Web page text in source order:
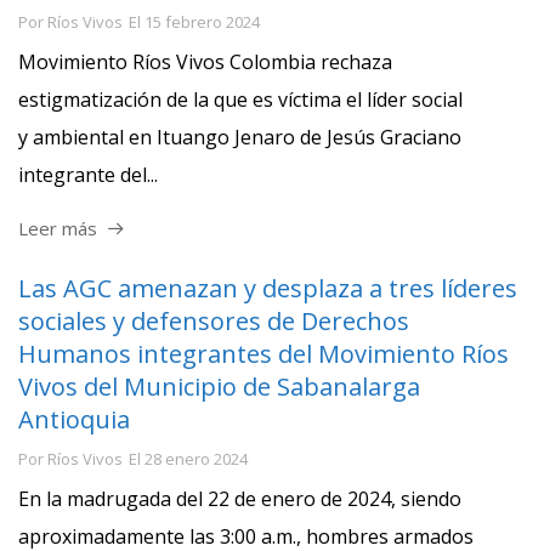
Por Ríos Vivos El 15 febrero 2024
Movimiento Ríos Vivos Colombia rechaza
estigmatización de la que es víctima el líder social
y ambiental en Ituango Jenaro de Jesús Graciano
integrante del...
Leer más
Las AGC amenazan y desplaza a tres líderes
sociales y defensores de Derechos
Humanos integrantes del Movimiento Ríos
Vivos del Municipio de Sabanalarga
Antioquia
Por Ríos Vivos El 28 enero 2024
En la madrugada del 22 de enero de 2024, siendo
aproximadamente las 3:00 a.m., hombres armados